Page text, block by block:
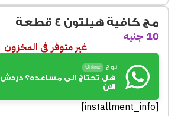
مج كافية هيلتون 4 قطعة
10 جنيه
غير متوفر في المخزون
نوح Online
هل تحتاج الى مساعده؟ دردش
الان
[installment_info]